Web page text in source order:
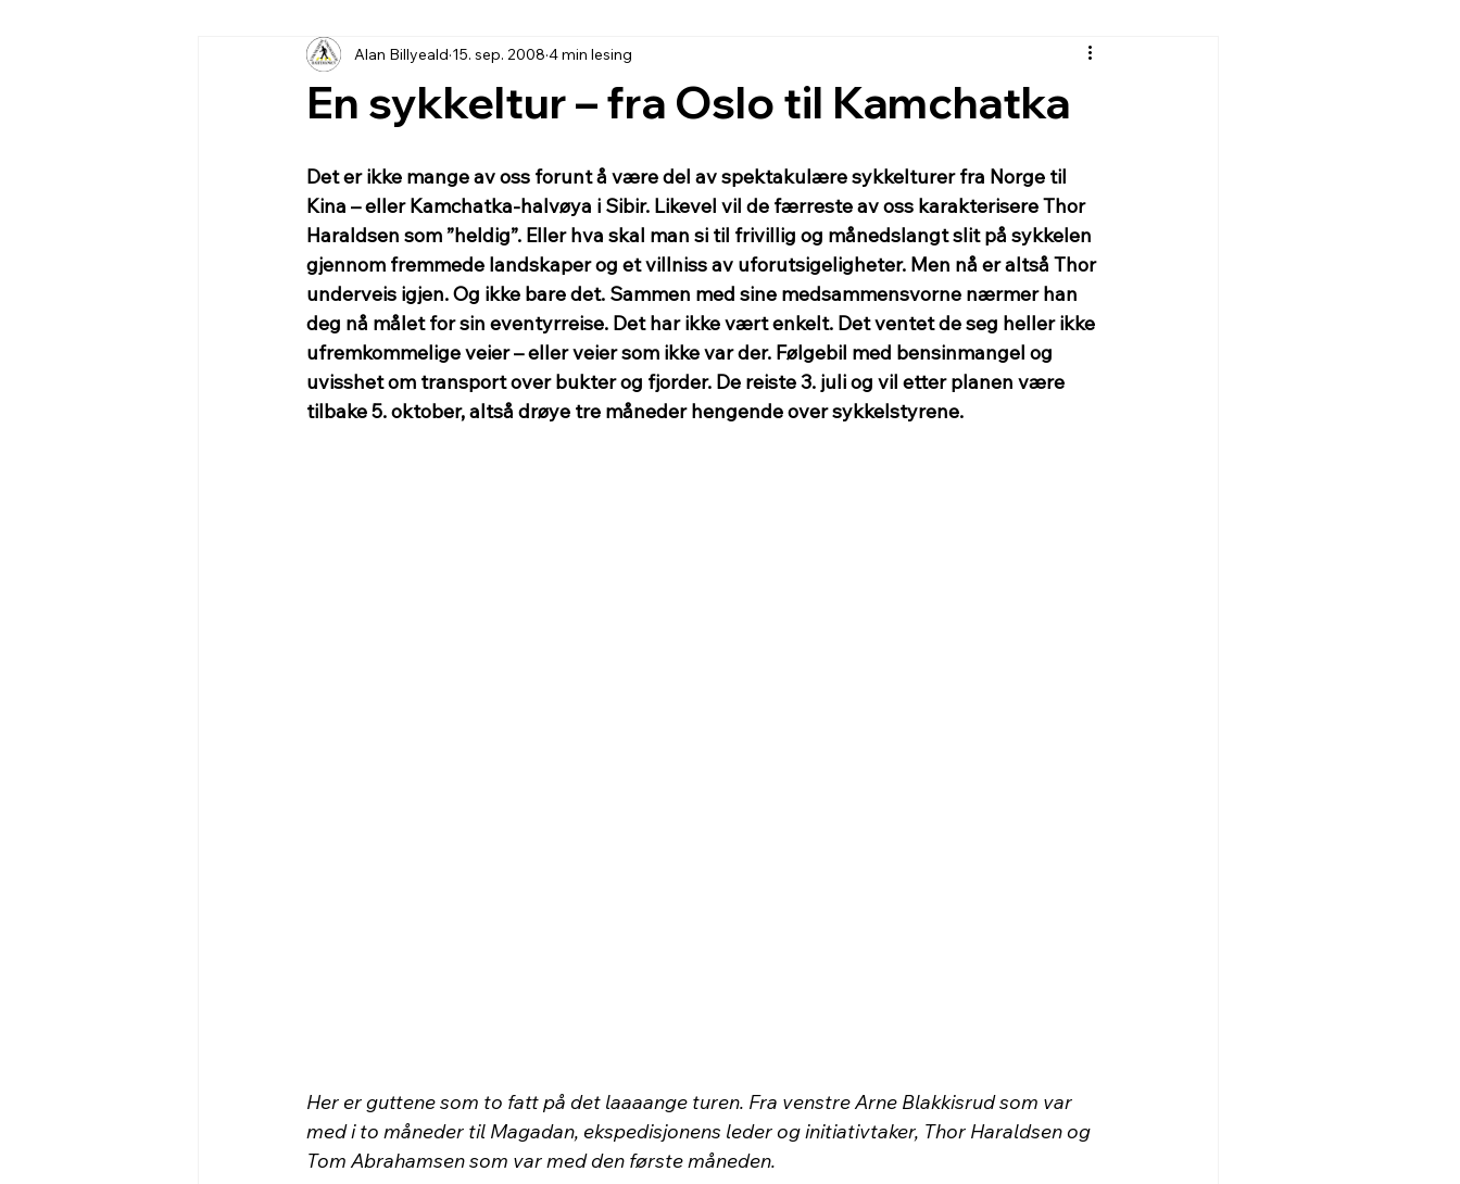
En sykkeltur – fra Oslo til Kamchatka
Alan Billyeald 15. sep. 2008 4 min lesing
Det er ikke mange av oss forunt å være del av spektakulære sykkelturer fra Norge til
Kina – eller Kamchatka-halvøya i Sibir. Likevel vil de færreste av oss karakterisere Thor
Haraldsen som ”heldig”. Eller hva skal man si til frivillig og månedslangt slit på sykkelen
gjennom fremmede landskaper og et villniss av uforutsigeligheter. Men nå er altså Thor
underveis igjen. Og ikke bare det. Sammen med sine medsammensvorne nærmer han
deg nå målet for sin eventyrreise. Det har ikke vært enkelt. Det ventet de seg heller ikke
ufremkommelige veier – eller veier som ikke var der. Følgebil med bensinmangel og
uvisshet om transport over bukter og fjorder. De reiste 3. juli og vil etter planen være
tilbake 5. oktober, altså drøye tre måneder hengende over sykkelstyrene.
Her er guttene som to fatt på det laaaange turen. Fra venstre Arne Blakkisrud som var
med i to måneder til Magadan, ekspedisjonens leder og initiativtaker, Thor Haraldsen og
Tom Abrahamsen som var med den første måneden.